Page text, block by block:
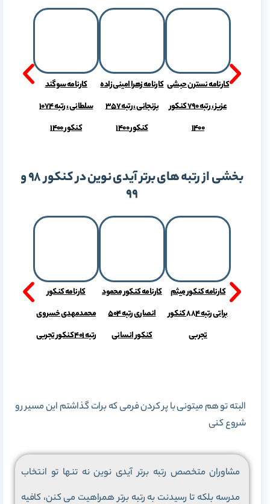
کارنامه سوگند
سلطانی ، رتبه 1074
کنکور 1400
کارنامه زهرا امینی زاده
بزنجانی ، رتبه 357
کنکور 1400
کارنامه نسترن حبشی
عزیز ، رتبه 790 کنکور
1400
بخشی از رتبه های برتر آیدی نوین در کنکور 98 و
99
کارنامه کنکور
محمدمهدی خسروی
رتبه 401 کنکور تجربی
کارنامه کنکور محمود
انصاری رتبه 504
کنکور انسانی
کارنامه کنکور میثم
براتی رتبه 884 کنکور
تجربی
کنکور آرزو
البته تو هم میتونی با پر کردن فرمی که برات گذاشتم این مسیر رو
شروع کنی
مشاوران متخصص رتبه برتر آیدی نوین نه تنها تو انتخاب
مدرسه بلکه تا رسیدنت به رتبه برتر همراهیت می کنن، کافیه